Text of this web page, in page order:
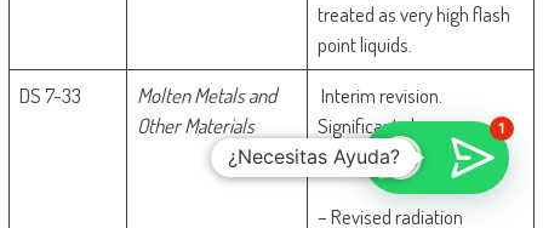
treated as very high flash
point liquids.
DS 7-33
Molten Metals and
Other Materials
Interim revision.
Significant changes
include the following:
– Revised radiation
1
¿Necesitas Ayuda?